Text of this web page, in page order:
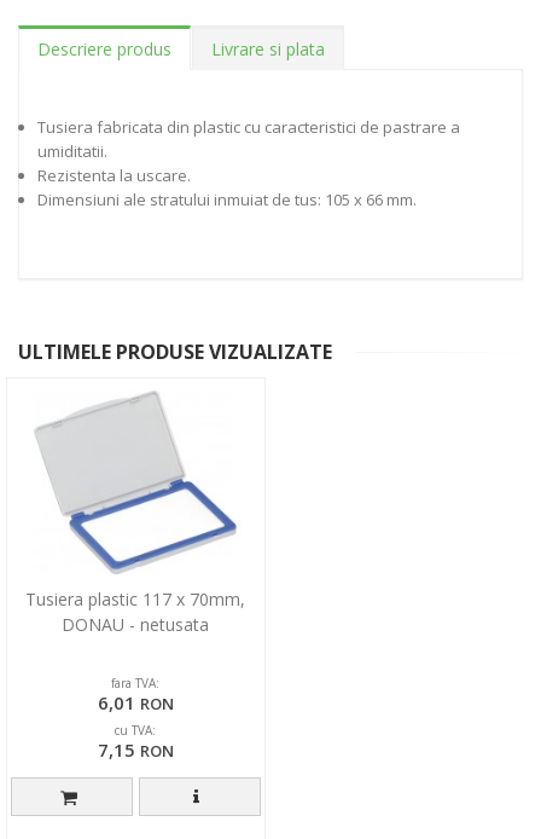
Descriere produs Livrare si plata
Tusiera fabricata din plastic cu caracteristici de pastrare a
umiditatii.
Rezistenta la uscare.
Dimensiuni ale stratului inmuiat de tus: 105 x 66 mm.
ULTIMELE PRODUSE VIZUALIZATE
Tusiera plastic 117 x 70mm,
DONAU - netusata
fara TVA:
6,01 RON
cu TVA:
7,15 RON